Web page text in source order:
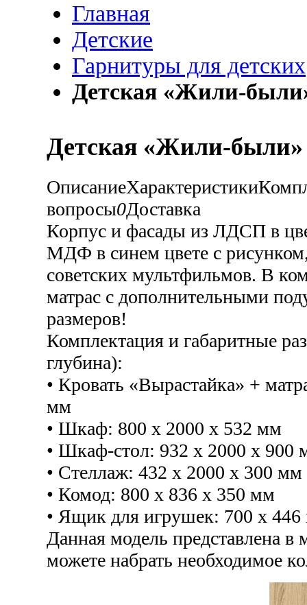
Главная
Детские
Гарнитуры для детских
Детская «Жили-
Детская «Жили-
ОписаниеХарактеристики
вопросы0Доставка
Корпус и фасады из ЛДСП в
МДФ в синем цвете с
советских мультфильмов. В
матрас с дополнительными
размеров!
Комплектация и габаритные
глубина):
• Кровать «Вырастайка» +
мм
• Шкаф: 800 x 2000 x 532 мм
• Шкаф-стол: 932 x 2000 x 900
• Стеллаж: 432 x 2000 x 300 мм
• Комод: 800 x 836 x 350 мм
• Ящик для игрушек: 700 x
Данная модель представлена
можете набрать необходимое